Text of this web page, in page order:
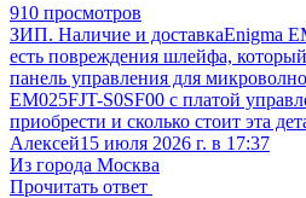
910 просмотров
ЗИП. Наличие и доставкаEnigma
есть повреждения шлейфа,
панель управления для
EM025FJT-S0SF00 с платой
приобрести и сколько стоит эта
Алексей15 июля 2026 г. в 17:37
Из города Москва
Прочитать ответ